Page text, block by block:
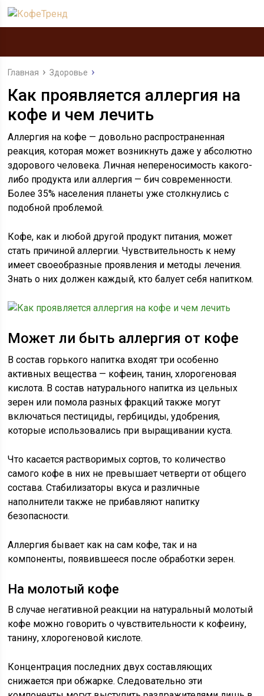
Главная Здоровье
Как проявляется аллергия на
кофе и чем лечить
Аллергия на кофе — довольно распространенная
реакция, которая может возникнуть даже у абсолютно
здорового человека. Личная непереносимость какого-
либо продукта или аллергия — бич современности.
Более 35% населения планеты уже столкнулись с
подобной проблемой.
Кофе, как и любой другой продукт питания, может
стать причиной аллергии. Чувствительность к нему
имеет своеобразные проявления и методы лечения.
Знать о них должен каждый, кто балует себя напитком.
Может ли быть аллергия от кофе
В состав горького напитка входят три особенно
активных вещества — кофеин, танин, хлорогеновая
кислота. В состав натурального напитка из цельных
зерен или помола разных фракций также могут
включаться пестициды, гербициды, удобрения,
которые использовались при выращивании куста.
Что касается растворимых сортов, то количество
самого кофе в них не превышает четверти от общего
состава. Стабилизаторы вкуса и различные
наполнители также не прибавляют напитку
безопасности.
Аллергия бывает как на сам кофе, так и на
компоненты, появившееся после обработки зерен.
На молотый кофе
В случае негативной реакции на натуральный молотый
кофе можно говорить о чувствительности к кофеину,
танину, хлорогеновой кислоте.
Концентрация последних двух составляющих
снижается при обжарке. Следовательно эти